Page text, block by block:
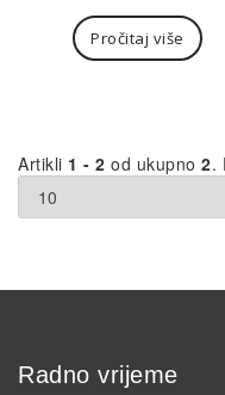
Pročitaj više
Artikli 1 - 2 od ukupno 2.
Radno vrijeme